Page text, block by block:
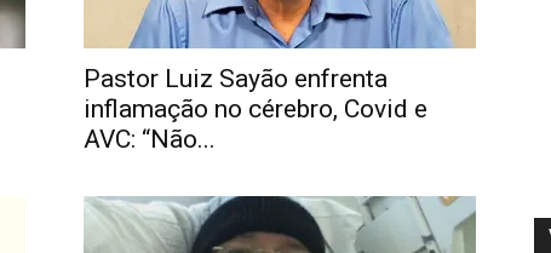
Pastor Luiz Sayão enfrenta
inflamação no cérebro, Covid e
AVC: “Não...